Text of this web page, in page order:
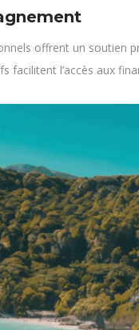
offrent un
facilitent l’accès aux